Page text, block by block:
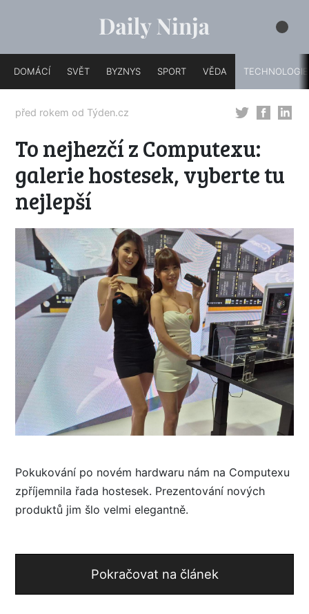
DOMÁCÍ SVĚT BYZNYS SPORT VĚDA TECHNOLOGIE
před rokem od Týden.cz
To nejhezčí z Computexu:
galerie hostesek, vyberte tu
nejlepší
Pokukování po novém hardwaru nám na Computexu
zpříjemnila řada hostesek. Prezentování nových
produktů jim šlo velmi elegantně.
Pokračovat na článek